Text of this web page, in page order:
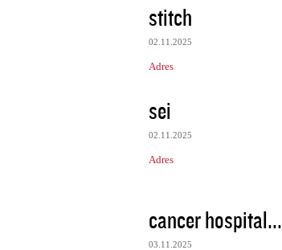
stitch
02.11.2025
Adres
sei
02.11.2025
Adres
cancer hospital...
03.11.2025